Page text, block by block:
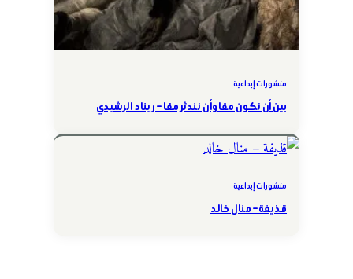
منشورات إبداعية
بين أن نكون معًا وأن نندثر معًا – ريناد الرشيدي
منشورات إبداعية
قذيفة – منال خالد